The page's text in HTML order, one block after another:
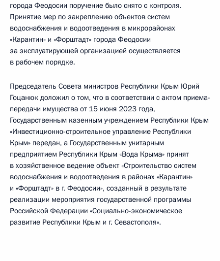
города Феодосии поручение было снято с контроля.
Принятие мер по закреплению объектов систем
водоснабжения и водоотведения в микрорайонах
«Карантин» и «Форштадт» города Феодосии
за эксплуатирующей организацией осуществляется
в рабочем порядке.
Председатель Совета министров Республики Крым Юрий
Гоцанюк доложил о том, что в соответствии с актом приема-
передачи имущества от 15 июня 2023 года,
Государственным казенным учреждением Республики Крым
«Инвестиционно-строительное управление Республики
Крым» передан, а Государственным унитарным
предприятием Республики Крым «Вода Крыма» принят
в хозяйственное ведение объект «Строительство систем
водоснабжения и водоотведения в районах «Карантин»
и «Форштадт» в г. Феодосии», созданный в результате
реализации мероприятия государственной программы
Российской Федерации «Социально-экономическое
развитие Республики Крым и г. Севастополя».